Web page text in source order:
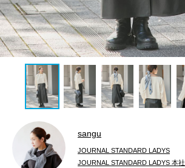
sangu
JOURNAL STANDARD LADYS
JOURNAL STANDARD LADYS 本社